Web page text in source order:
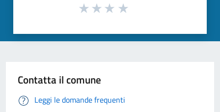
Contatta il comune
Leggi le domande frequenti